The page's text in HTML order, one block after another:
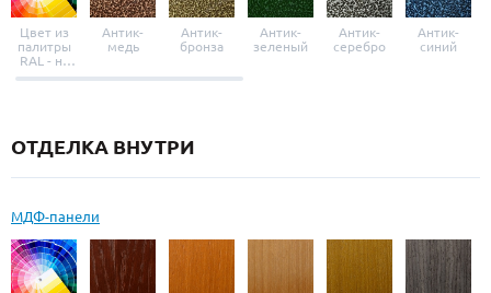
Цвет из
палитры
RAL - на
выбор
Антик-
медь
Антик-
бронза
Антик-
зеленый
Антик-
серебро
Антик-
синий
ОТДЕЛКА ВНУТРИ
МДФ-панели